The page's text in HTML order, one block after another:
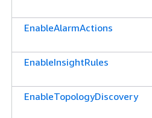
EnableAlarmActions
EnableInsightRules
EnableTopologyDiscovery